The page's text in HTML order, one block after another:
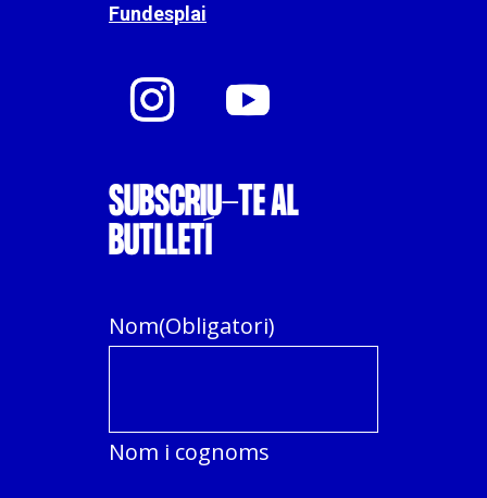
Fundesplai
SUBSCRIU-TE AL
BUTLLETÍ
Nom(Obligatori)
Nom i cognoms